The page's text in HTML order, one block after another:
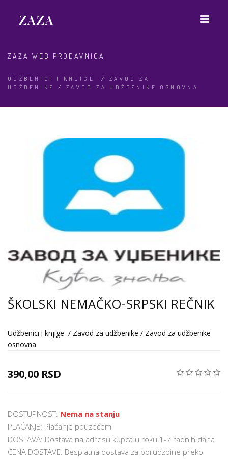
ZAZA WEB PRODAVNICA
UDŽBENICI I KNJIGE / ZAVOD ZA
UDŽBENIKE
/ ZAVOD ZA UDŽBENIKE OSNOVNA
ŠKOLSKI NEMAČKO-SRPSKI REČNIK
Udžbenici i knjige / Zavod za udžbenike / Zavod za udžbenike
osnovna
390,00 RSD
DOSTUPNOST: Nema na stanju
PLAĆANJE: Plaćanje pouzećem
DOSTAVA: Dostava na adresu kupca u roku 1-7 radnih dana
CENA DOSTAVE: Besplatna dostava za porudžbine preko